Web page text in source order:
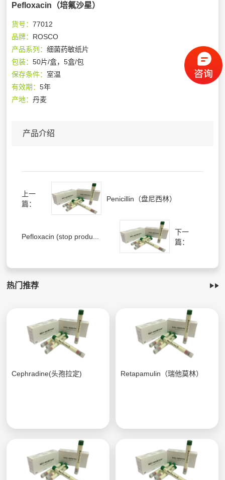
Pefloxacin（培氟沙星）
货号：77012
品牌： ROSCO
产品系列：细菌药敏纸片
包装：50片/盒，5盒/包
保存条件： 室温
有效期：5年
产地：丹麦
产品介绍
上一
篇：
Penicillin（盘尼西林）
Pefloxacin (stop produ...
下一
篇：
热门推荐
Cephradine(头孢拉定) Retapamulin（瑞他莫林）